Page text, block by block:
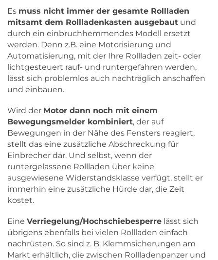
Es muss nicht immer der gesamte Rollladen
mitsamt dem Rollladenkasten ausgebaut und
durch ein einbruchhemmendes Modell ersetzt
werden. Denn z.B. eine Motorisierung und
Automatisierung, mit der Ihre Rollladen zeit- oder
lichtgesteuert rauf- und runtergefahren werden,
lässt sich problemlos auch nachträglich anschaffen
und einbauen.
Wird der Motor dann noch mit einem
Bewegungsmelder kombiniert, der auf
Bewegungen in der Nähe des Fensters reagiert,
stellt das eine zusätzliche Abschreckung für
Einbrecher dar. Und selbst, wenn der
runtergelassene Rollladen über keine
ausgewiesene Widerstandsklasse verfügt, stellt er
immerhin eine zusätzliche Hürde dar, die Zeit
kostet.
Eine Verriegelung/Hochschiebesperre lässt sich
übrigens ebenfalls bei vielen Rollladen einfach
nachrüsten. So sind z. B. Klemmsicherungen am
Markt erhältlich, die zwischen Rollladenpanzer und